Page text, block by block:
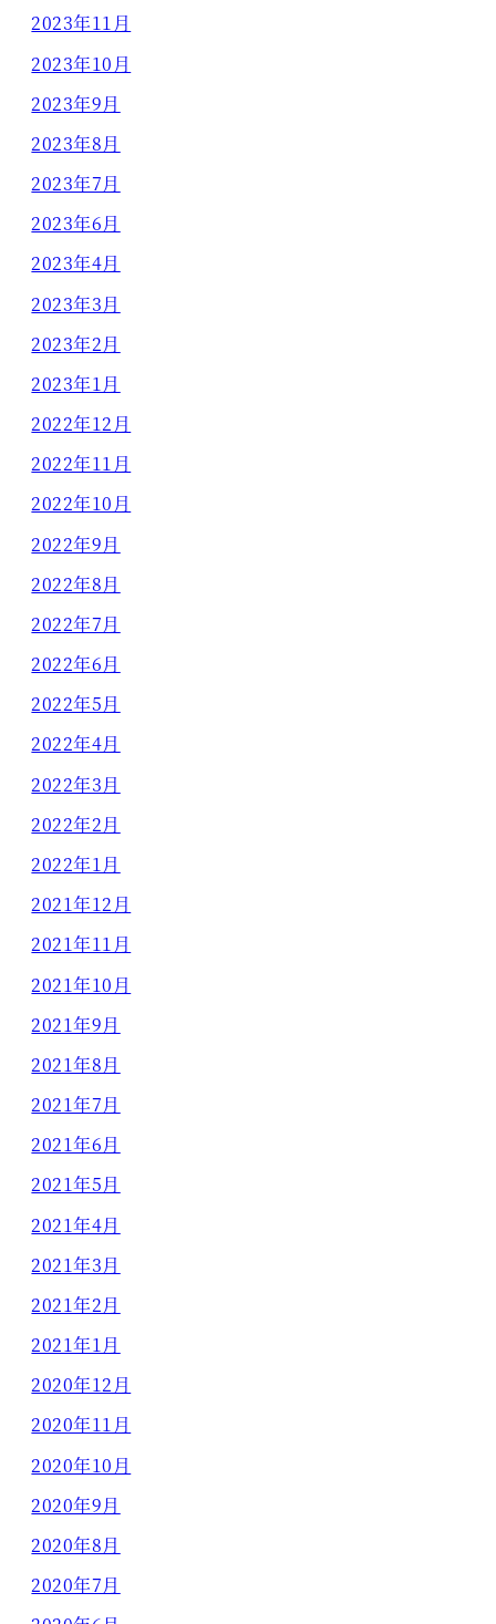
2023年11月
2023年10月
2023年9月
2023年8月
2023年7月
2023年6月
2023年4月
2023年3月
2023年2月
2023年1月
2022年12月
2022年11月
2022年10月
2022年9月
2022年8月
2022年7月
2022年6月
2022年5月
2022年4月
2022年3月
2022年2月
2022年1月
2021年12月
2021年11月
2021年10月
2021年9月
2021年8月
2021年7月
2021年6月
2021年5月
2021年4月
2021年3月
2021年2月
2021年1月
2020年12月
2020年11月
2020年10月
2020年9月
2020年8月
2020年7月